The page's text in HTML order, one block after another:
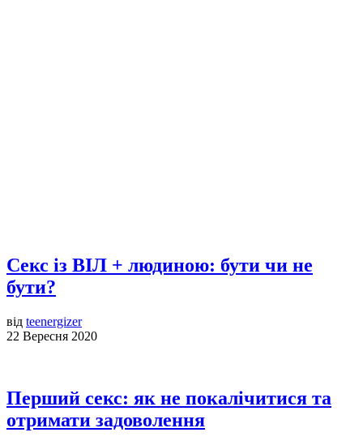
Секс із ВІЛ + людиною: бути чи не
бути?
від teenergizer
22 Вересня 2020
Перший секс: як не покалічитися та
отримати задоволення